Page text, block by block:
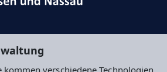
kommen verschiedene Technologien